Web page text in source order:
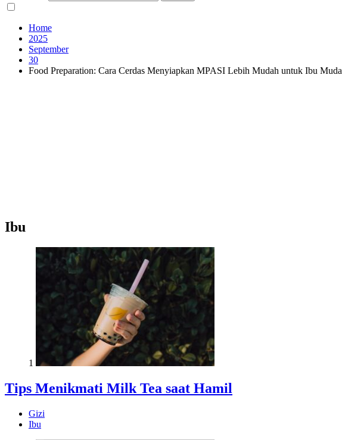
Home
2025
September
30
Food Preparation: Cara Cerdas Menyiapkan MPASI Lebih Mudah untuk Ibu Muda
Ibu
1
Tips Menikmati Milk Tea saat Hamil
Gizi
Ibu